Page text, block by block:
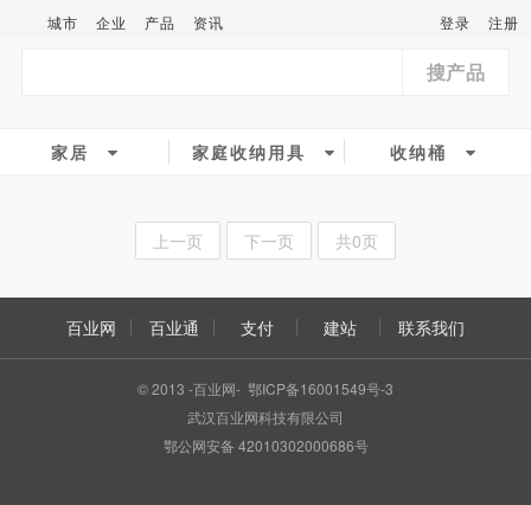
城市 企业 产品 资讯 登录 注册
搜产品
家居 家庭收纳用具 收纳桶
上一页 下一页 共0页
百业网 百业通 支付 建站 联系我们
© 2013 -百业网- 鄂ICP备16001549号-3
武汉百业网科技有限公司
鄂公网安备 42010302000686号